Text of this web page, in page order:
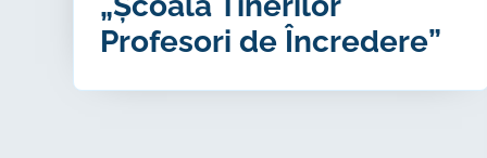
Profesori de Încredere”